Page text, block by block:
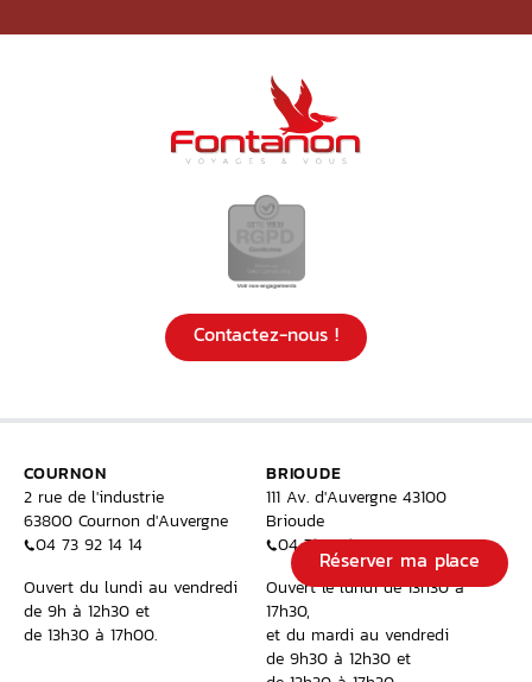
Réserver ma place
Contactez-nous !
COURNON
2 rue de l'industrie
63800 Cournon d'Auvergne
04 73 92 14 14
Ouvert du lundi au vendredi
de 9h à 12h30 et
de 13h30 à 17h00.
BRIOUDE
111 Av. d'Auvergne 43100
Brioude
04 71 50 15 00
Ouvert le lundi de 13h30 à
17h30,
et du mardi au vendredi
de 9h30 à 12h30 et